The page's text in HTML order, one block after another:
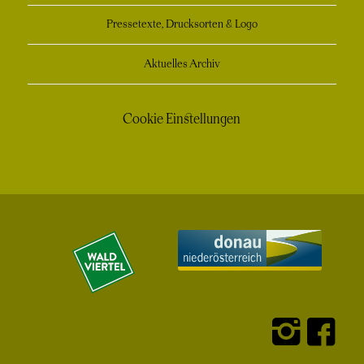
Pressetexte, Drucksorten & Logo
Aktuelles Archiv
Cookie Einstellungen